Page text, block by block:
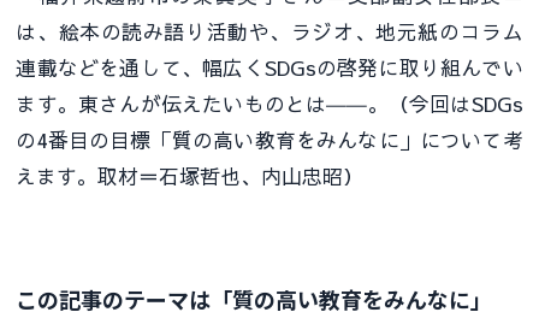
は、絵本の読み語り活動や、ラジオ、地元紙のコラム
連載などを通して、幅広くSDGsの啓発に取り組んでい
ます。東さんが伝えたいものとは――。（今回はSDGs
の4番目の目標「質の高い教育をみんなに」について考
えます。取材＝石塚哲也、内山忠昭）
この記事のテーマは「質の高い教育をみんなに」